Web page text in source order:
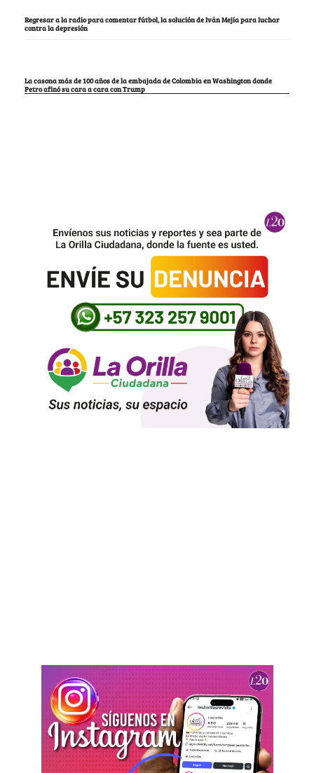
Regresar a la radio para comentar fútbol, la solución de Iván Mejía para luchar
contra la depresión
La casona más de 100 años de la embajada de Colombia en Washington donde
Petro afinó su cara a cara con Trump